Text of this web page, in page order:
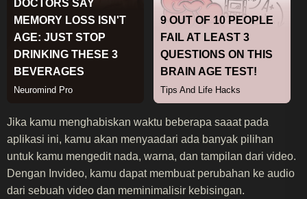
Jika kamu menghabiskan waktu beberapa saaat pada
aplikasi ini, kamu akan menyaadari ada banyak pilihan
untuk kamu mengedit nada, warna, dan tampilan dari video.
Dengan Invideo, kamu dapat membuat perubahan ke audio
dari sebuah video dan meminimalisir kebisingan.